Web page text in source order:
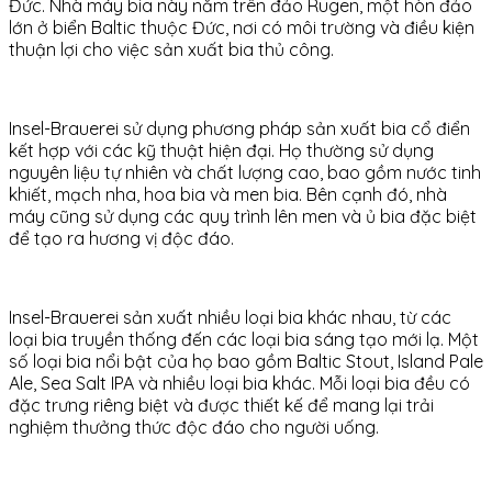
Đức. Nhà máy bia này nằm trên đảo Rügen, một hòn đảo
lớn ở biển Baltic thuộc Đức, nơi có môi trường và điều kiện
thuận lợi cho việc sản xuất bia thủ công.
Insel-Brauerei sử dụng phương pháp sản xuất bia cổ điển
kết hợp với các kỹ thuật hiện đại. Họ thường sử dụng
nguyên liệu tự nhiên và chất lượng cao, bao gồm nước tinh
khiết, mạch nha, hoa bia và men bia. Bên cạnh đó, nhà
máy cũng sử dụng các quy trình lên men và ủ bia đặc biệt
để tạo ra hương vị độc đáo.
Insel-Brauerei sản xuất nhiều loại bia khác nhau, từ các
loại bia truyền thống đến các loại bia sáng tạo mới lạ. Một
số loại bia nổi bật của họ bao gồm Baltic Stout, Island Pale
Ale, Sea Salt IPA và nhiều loại bia khác. Mỗi loại bia đều có
đặc trưng riêng biệt và được thiết kế để mang lại trải
nghiệm thưởng thức độc đáo cho người uống.